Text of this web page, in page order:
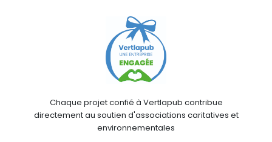
Chaque projet confié à Vertlapub contribue
directement au soutien d'associations caritatives et
environnementales